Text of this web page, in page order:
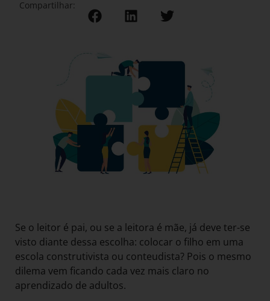
Compartilhar:
Se o leitor é pai, ou se a leitora é mãe, já deve ter-se
visto diante dessa escolha: colocar o filho em uma
escola construtivista ou conteudista? Pois o mesmo
dilema vem ficando cada vez mais claro no
aprendizado de adultos.